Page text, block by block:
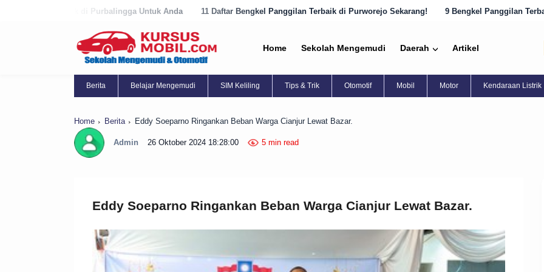
Purbalingga Untuk Anda 11 Daftar Bengkel Panggilan Terbaik di Purworejo Sekarang! 9 Bengkel Panggilan Terbaik di Semarang yang
Home Sekolah Mengemudi Daerah Artikel
Berita Belajar Mengemudi SIM Keliling Tips & Trik Otomotif Mobil Motor Kendaraan Listrik
Home Berita Eddy Soeparno Ringankan Beban Warga Cianjur Lewat Bazar.
Admin 26 Oktober 2024 18:28:00 5 min read
Eddy Soeparno Ringankan Beban Warga Cianjur Lewat Bazar.